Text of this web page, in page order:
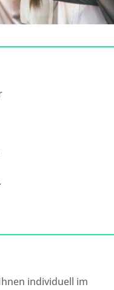
individuell im